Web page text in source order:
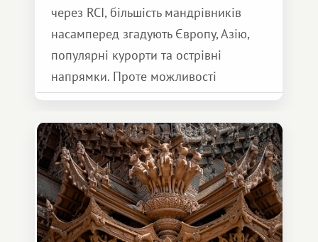
через RCI, більшість мандрівників
насамперед згадують Європу, Азію,
популярні курорти та острівні
напрямки. Проте можливості
обмінної системи значно ширші.
Серед них є і Африка – континент,
який здатний подарувати зовсім
інший формат подорожі.